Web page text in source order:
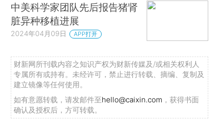
中美科学家团队先后报告猪肾
脏异种移植进展
2024年04月09日 APP打开
财新网所刊载内容之知识产权为财新传媒及/或相关权利人
专属所有或持有。未经许可，禁止进行转载、摘编、复制及
建立镜像等任何使用。
如有意愿转载，请发邮件至hello@caixin.com ，获得书面
确认及授权后，方可转载。